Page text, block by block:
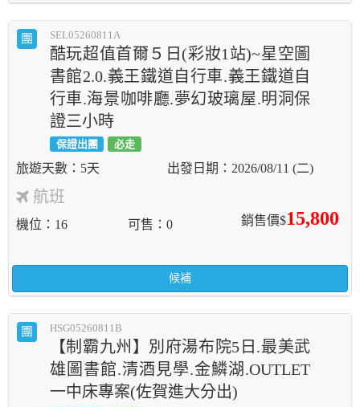
團 SEL05260811A
酷玩超值首爾５日(彩妝1站)~星空圖
書館2.0.義王鐵道自行車.義王鐵道自
行車.海景咖啡廳.夢幻玻璃屋.明洞保
證三小時
保證出團 必走
5天 2026/08/11 (二)
航班
銷售價$15,800
機位 16 可售 0
候補
團 HSG05260811B
【制霸九州】別府湯布院5日.最美武
雄圖書館.清酒見學.金鱗湖.OUTLET
一中床專案(佐賀進大分出)